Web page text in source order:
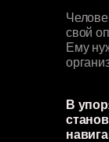
свой
Ему
В